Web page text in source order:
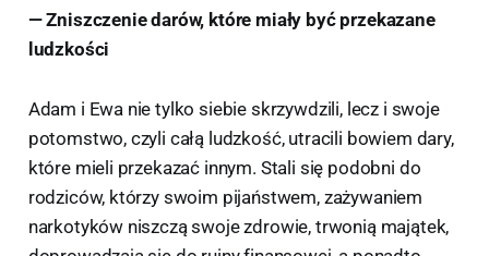
— Zniszczenie darów, które miały być przekazane
ludzkości
Adam i Ewa nie tylko siebie skrzywdzili, lecz i swoje
potomstwo, czyli całą ludzkość, utracili bowiem dary,
które mieli przekazać innym. Stali się podobni do
rodziców, którzy swoim pijaństwem, zażywaniem
narkotyków niszczą swoje zdrowie, trwonią majątek,